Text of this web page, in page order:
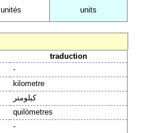
unités units
traduction
-
kilometre
كيلومتر
quilòmetres
-